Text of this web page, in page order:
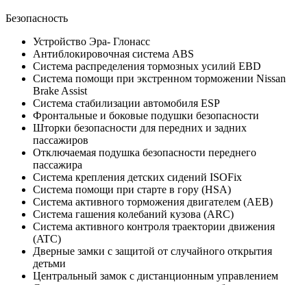
Безопасность
Устройство Эра- Глонасс
Антиблокировочная система ABS
Система распределения тормозных усилий EBD
Система помощи при экстренном торможении Nissan
Brake Assist
Система стабилизации автомобиля ESP
Фронтальные и боковые подушки безопасности
Шторки безопасности для передних и задних
пассажиров
Отключаемая подушка безопасности переднего
пассажира
Система крепления детских сидений ISOFix
Система помощи при старте в гору (HSA)
Система активного торможения двигателем (AEB)
Система гашения колебаний кузова (ARC)
Система активного контроля траектории движения
(ATC)
Дверные замки с защитой от случайного открытия
детьми
Центральный замок с дистанционным управлением